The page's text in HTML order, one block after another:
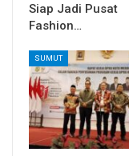
Siap Jadi Pusat
Fashion…
SUMUT